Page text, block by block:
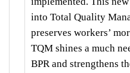
into Total Quality
preserves workers’
TQM shines a much
BPR and strengthens